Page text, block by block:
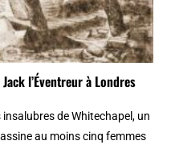
l’Éventreur à Londres
de Whitechapel, un
au moins cinq femmes